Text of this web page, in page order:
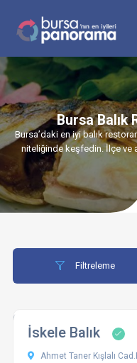
Bursa Balık
Bursa’daki en iyi balık
niteliğinde keşfedin. İlçe ve
Filtreleme
İskele Balık
Ahmet Taner Kışlalı